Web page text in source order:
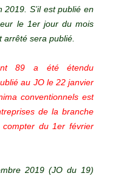
2019. S’il est publié en
le 1er jour du mois
arrêté sera publié.
89 a été étendu
au JO le 22 janvier
conventionnels est
de la branche
compter du 1er février
2019 (JO du 19)